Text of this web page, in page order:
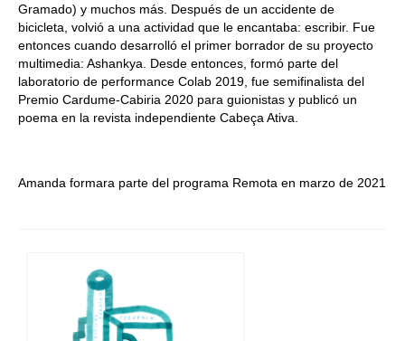
Gramado) y muchos más. Después de un accidente de
bicicleta, volvió a una actividad que le encantaba: escribir. Fue
entonces cuando desarrolló el primer borrador de su proyecto
multimedia: Ashankya. Desde entonces, formó parte del
laboratorio de performance Colab 2019, fue semifinalista del
Premio Cardume-Cabiria 2020 para guionistas y publicó un
poema en la revista independiente Cabeça Ativa.
Amanda formara parte del programa Remota en marzo de 2021